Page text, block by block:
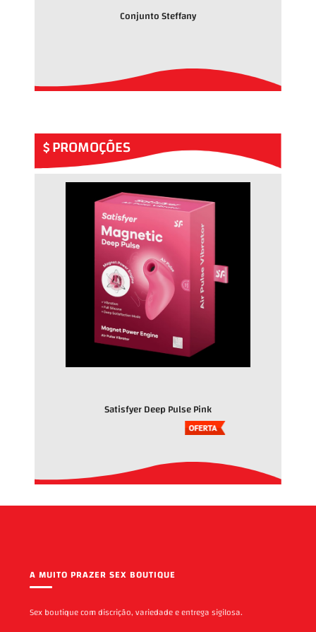
Conjunto Steffany
PROMOÇÕES
Satisfyer Deep Pulse Pink
A MUITO PRAZER SEX BOUTIQUE
Sex boutique com discrição, variedade e entrega sigilosa.